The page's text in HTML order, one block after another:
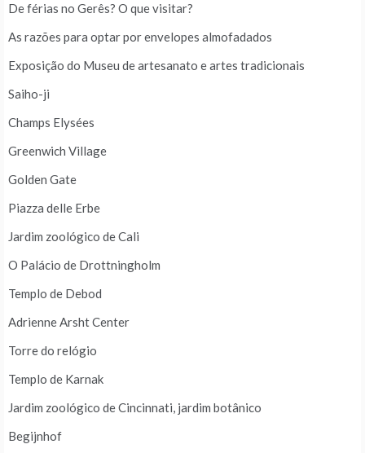
De férias no Gerês? O que visitar?
As razões para optar por envelopes almofadados
Exposição do Museu de artesanato e artes tradicionais
Saiho-ji
Champs Elysées
Greenwich Village
Golden Gate
Piazza delle Erbe
Jardim zoológico de Cali
O Palácio de Drottningholm
Templo de Debod
Adrienne Arsht Center
Torre do relógio
Templo de Karnak
Jardim zoológico de Cincinnati, jardim botânico
Begijnhof